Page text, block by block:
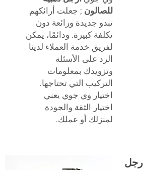
للصالون ; جعلت أرائكهم
تبدو جديدة ورائعة دون
تكلفة كبيرة. ودائمًا، يمكن
لفريق خدمة العملاء لدينا
الرد على الأسئلة
وتزويدك بمعلومات
التركيب التي تحتاجها.
اختيار وي جوي يعني
اختيار الثقة والجودة
لمنزلك أو عملك.